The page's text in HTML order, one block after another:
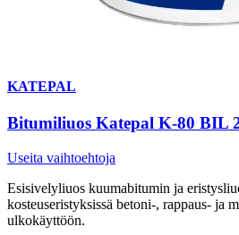
KATEPAL
Bitumiliuos Katepal K-80 BIL
Useita vaihtoehtoja
Esisivelyliuos kuumabitumin ja
kosteuseristyksissä betoni-, rappaus- ja
ulkokäyttöön.